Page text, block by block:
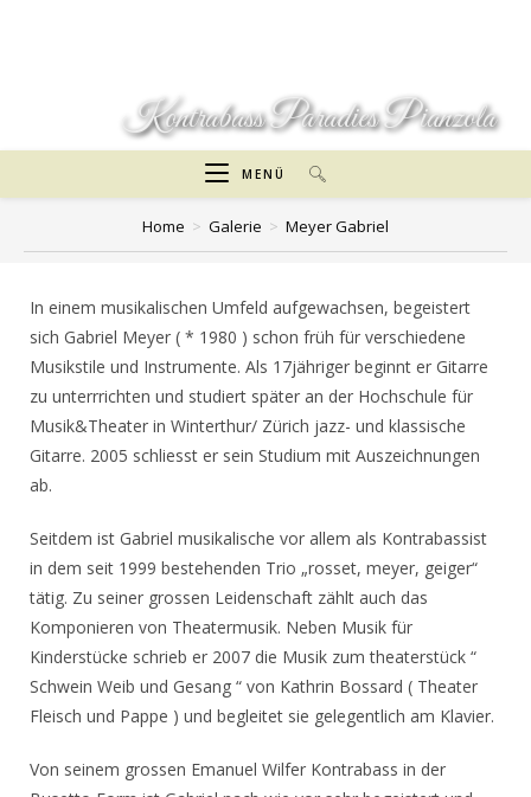
Kontrabass Paradies Pianzola
MENÜ
Home > Galerie > Meyer Gabriel
In einem musikalischen Umfeld aufgewachsen, begeistert
sich Gabriel Meyer ( * 1980 ) schon früh für verschiedene
Musikstile und Instrumente. Als 17jähriger beginnt er Gitarre
zu unterrrichten und studiert später an der Hochschule für
Musik&Theater in Winterthur/ Zürich jazz- und klassische
Gitarre. 2005 schliesst er sein Studium mit Auszeichnungen
ab.
Seitdem ist Gabriel musikalische vor allem als Kontrabassist
in dem seit 1999 bestehenden Trio „rosset, meyer, geiger“
tätig. Zu seiner grossen Leidenschaft zählt auch das
Komponieren von Theatermusik. Neben Musik für
Kinderstücke schrieb er 2007 die Musik zum theaterstück “
Schwein Weib und Gesang “ von Kathrin Bossard ( Theater
Fleisch und Pappe ) und begleitet sie gelegentlich am Klavier.
Von seinem grossen Emanuel Wilfer Kontrabass in der